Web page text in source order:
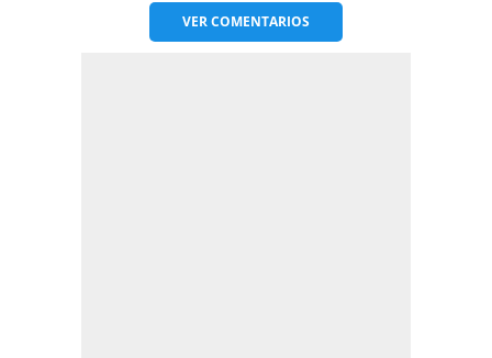
VERCOMENTARIOS